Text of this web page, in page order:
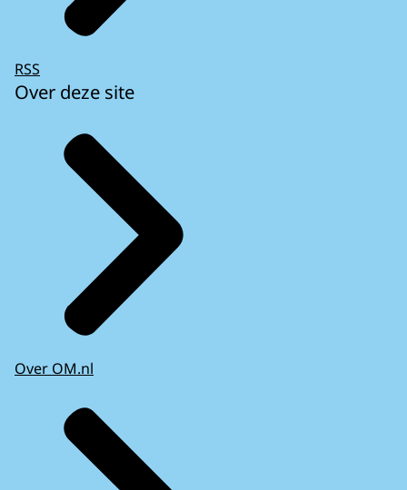
RSS
Over deze site
Over OM.nl